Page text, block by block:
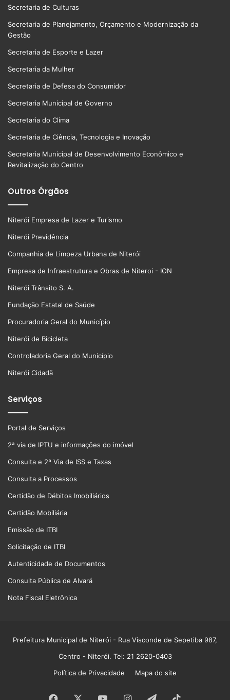
Secretaria de Culturas
Secretaria de Planejamento, Orçamento e Modernização da
Gestão
Secretaria de Esporte e Lazer
Secretaria da Mulher
Secretaria de Defesa do Consumidor
Secretaria Municipal de Governo
Secretaria do Clima
Secretaria de Ciência, Tecnologia e Inovação
Secretaria Municipal de Desenvolvimento Econômico e
Revitalização do Centro
Outros Órgãos
Niterói Empresa de Lazer e Turismo
Niterói Previdência
Companhia de Limpeza Urbana de Niterói
Empresa de Infraestrutura e Obras de Niteroi - ION
Niterói Trânsito S. A.
Fundação Estatal de Saúde
Procuradoria Geral do Município
Niterói de Bicicleta
Controladoria Geral do Município
Niterói Cidadã
Serviços
Portal de Serviços
2ª via de IPTU e informações do imóvel
Consulta e 2ª Via de ISS e Taxas
Consulta a Processos
Certidão de Débitos Imobiliários
Certidão Mobiliária
Emissão de ITBI
Solicitação de ITBI
Autenticidade de Documentos
Consulta Pública de Alvará
Nota Fiscal Eletrônica
Prefeitura Municipal de Niterói - Rua Visconde de Sepetiba 987,
Centro - Niterói. Tel: 21 2620-0403
Política de Privacidade
Mapa do site
Facebook YouTubeInstagram
Telegram